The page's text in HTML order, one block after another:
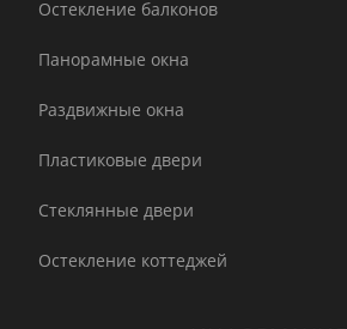
Остекление балконов
Панорамные окна
Раздвижные окна
Пластиковые двери
Стеклянные двери
Остекление коттеджей